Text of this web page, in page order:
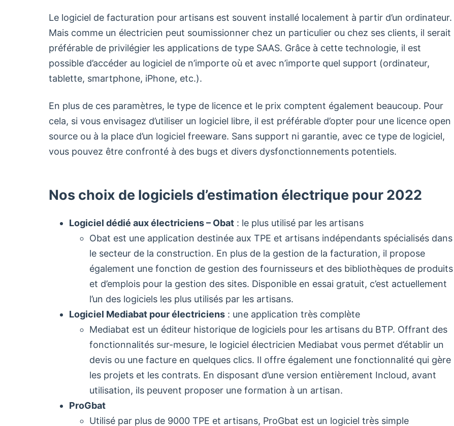
Le logiciel de facturation pour artisans est souvent installé localement à partir d’un ordinateur.
Mais comme un électricien peut soumissionner chez un particulier ou chez ses clients, il serait
préférable de privilégier les applications de type SAAS. Grâce à cette technologie, il est
possible d’accéder au logiciel de n’importe où et avec n’importe quel support (ordinateur,
tablette, smartphone, iPhone, etc.).
En plus de ces paramètres, le type de licence et le prix comptent également beaucoup. Pour
cela, si vous envisagez d’utiliser un logiciel libre, il est préférable d’opter pour une licence open
source ou à la place d’un logiciel freeware. Sans support ni garantie, avec ce type de logiciel,
vous pouvez être confronté à des bugs et divers dysfonctionnements potentiels.
Nos choix de logiciels d’estimation électrique pour 2022
Logiciel dédié aux électriciens – Obat : le plus utilisé par les artisans
Obat est une application destinée aux TPE et artisans indépendants spécialisés dans
le secteur de la construction. En plus de la gestion de la facturation, il propose
également une fonction de gestion des fournisseurs et des bibliothèques de produits
et d’emplois pour la gestion des sites. Disponible en essai gratuit, c’est actuellement
l’un des logiciels les plus utilisés par les artisans.
Logiciel Mediabat pour électriciens : une application très complète
Mediabat est un éditeur historique de logiciels pour les artisans du BTP. Offrant des
fonctionnalités sur-mesure, le logiciel électricien Mediabat vous permet d’établir un
devis ou une facture en quelques clics. Il offre également une fonctionnalité qui gère
les projets et les contrats. En disposant d’une version entièrement Incloud, avant
utilisation, ils peuvent proposer une formation à un artisan.
ProGbat
Utilisé par plus de 9000 TPE et artisans, ProGbat est un logiciel très simple